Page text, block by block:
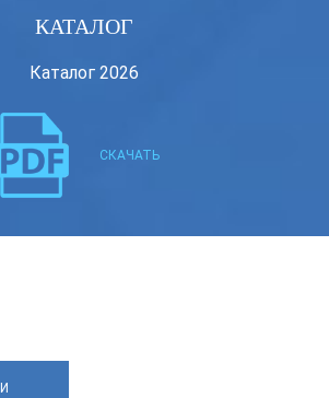
КАТАЛОГ
Каталог 2026
СКАЧАТЬ